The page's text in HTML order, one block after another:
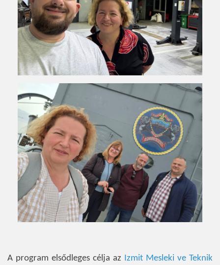
A program elsődleges célja az Izmit Mesleki ve Teknik